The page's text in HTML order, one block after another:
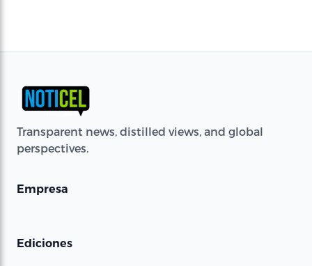
Transparent news, distilled views, and global
perspectives.
Empresa
Ediciones